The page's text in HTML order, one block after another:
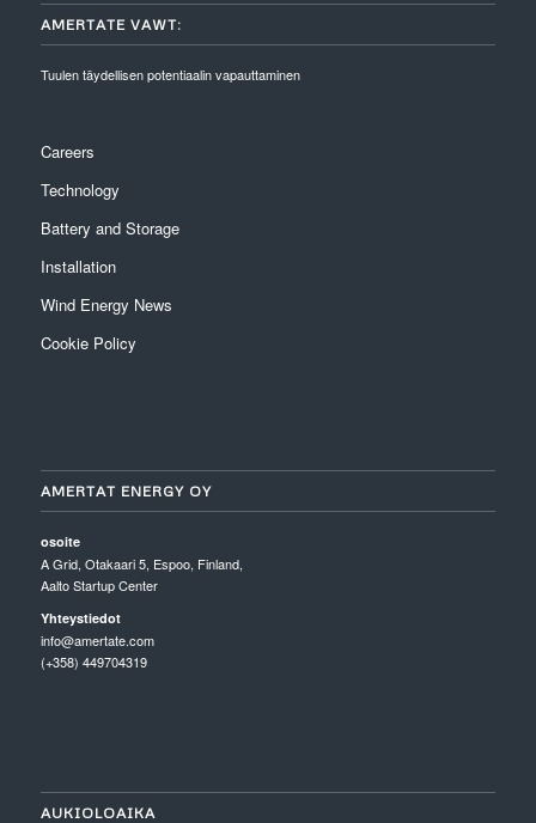
AMERTATE VAWT:
Tuulen täydellisen potentiaalin vapauttaminen
Careers
Technology
Battery and Storage
Installation
Wind Energy News
Cookie Policy
AMERTAT ENERGY OY
osoite
A Grid, Otakaari 5, Espoo, Finland,
Aalto Startup Center
Yhteystiedot
info@amertate.com
(+358) 449704319
AUKIOLOAIKA